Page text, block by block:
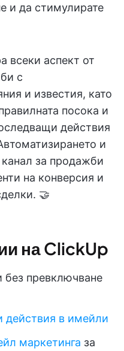
и да стимулирате
всеки аспект от
с
и известия, като
посока и
действия
и
за продажби
на конверсия и
🤝
на ClickUp
без превключване
действия в имейли
маркетинга за